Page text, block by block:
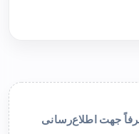
جهت اطلاع‌رسانی